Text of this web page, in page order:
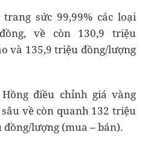
sức 99,99% các loại
về còn 130,9 triệu
và 135,9 triệu đồng/lượng
điều chỉnh giá vàng
về còn quanh 132 triệu
lượng (mua – bán).